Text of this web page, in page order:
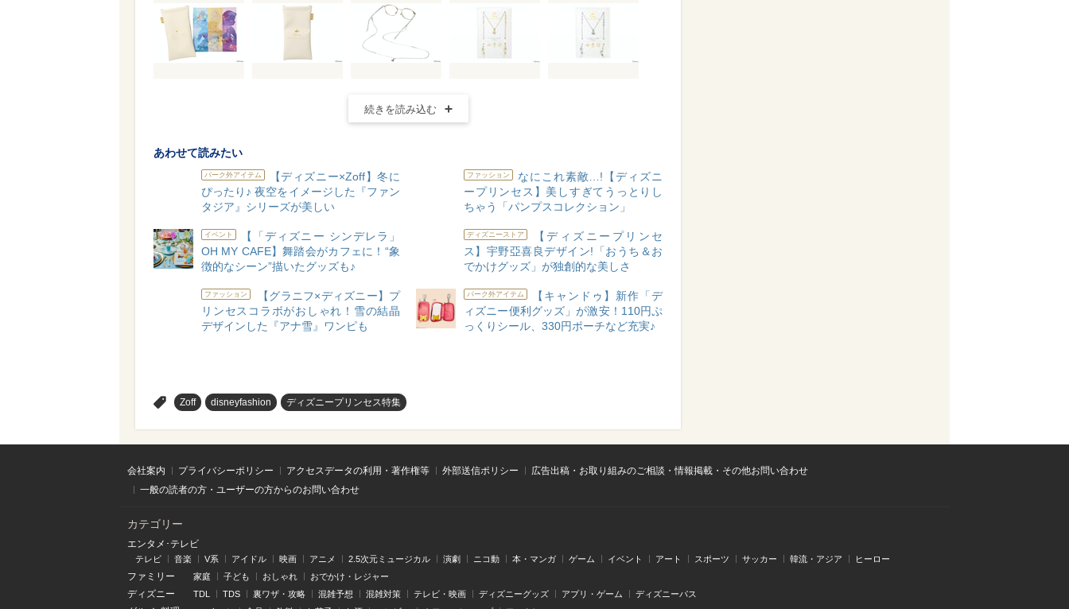
続きを読み込む
あわせて読みたい
パーク外アイテム
【ディズニー×Zoff】冬に
ぴったり♪ 夜空をイメージした『ファン
タジア』シリーズが美しい
ファッション
なにこれ素敵…!【ディズニ
ープリンセス】美しすぎてうっとりし
ちゃう「パンプスコレクション」
イベント
【「ディズニー シンデレラ」
OH MY CAFE】舞踏会がカフェに！“象
徴的なシーン”描いたグッズも♪
ディズニーストア
【ディズニープリンセ
ス】宇野亞喜良デザイン!「おうち＆お
でかけグッズ」が独創的な美しさ
ファッション
【グラニフ×ディズニー】プ
リンセスコラボがおしゃれ！雪の結晶
デザインした『アナ雪』ワンピも
パーク外アイテム
【キャンドゥ】新作「デ
ィズニー便利グッズ」が激安！110円ぷ
っくりシール、330円ポーチなど充実♪
Zoff disneyfashion ディズニープリンセス特集
会社案内 プライバシーポリシー アクセスデータの利用・著作権等 外部送信ポリシー
広告出稿・お取り組みのご相談・情報掲載・その他お問い合わせ
一般の読者の方・ユーザーの方からのお問い合わせ
カテゴリー
エンタメ･テレビ
テレビ 音楽 V系 アイドル 映画 アニメ 2.5次元ミュージカル 演劇 ニコ動 本・マンガ ゲーム イベント アート スポーツ サッカー 韓流・アジア ヒーロー
ファミリー 家庭 子ども おしゃれ おでかけ・レジャー
ディズニー TDL TDS 裏ワザ・攻略 混雑予想 混雑対策 テレビ・映画 ディズニーグッズ アプリ・ゲーム ディズニーパス